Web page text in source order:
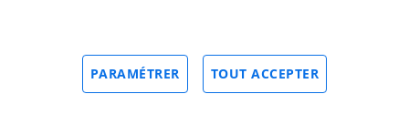
TOUT ACCEPTER
PARAMÉTRER